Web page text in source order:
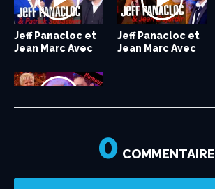
Jeff Panacloc et
Jean Marc Avec
Jeff Panacloc et
Jean Marc Avec
0 COMMENTAIRE